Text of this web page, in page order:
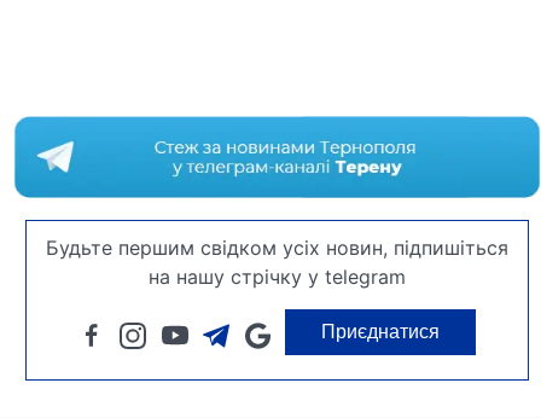
Будьте першим свідком усіх новин, підпишіться
на нашу стрічку у telegram
Приєднатися